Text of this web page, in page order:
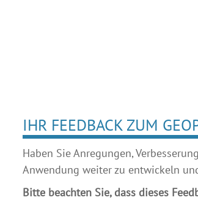
IHR FEEDBACK ZUM
Haben Sie Anregungen,
Anwendung weiter zu entwickeln
Bitte beachten Sie, dass dieses